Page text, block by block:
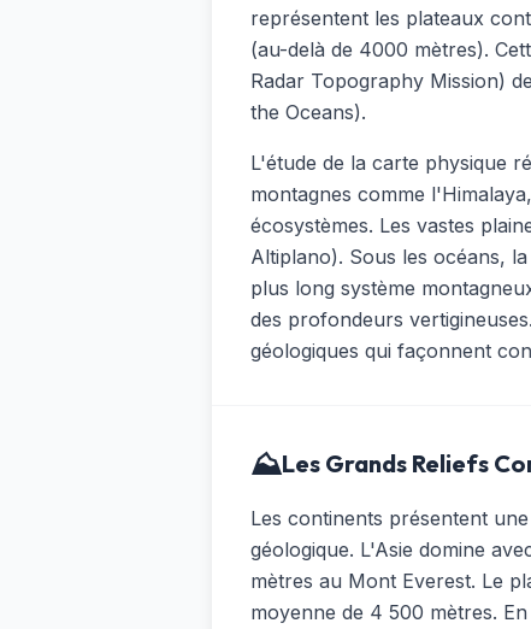
représentent les plateaux
(au-delà de 4000 mètres).
Radar Topography Mission)
the Oceans).
L'étude de la carte physique
montagnes comme
écosystèmes. Les vastes
Altiplano). Sous les océans,
plus long système
des profondeurs
géologiques qui façonnent
⛰️Les Grands Reliefs
Les continents présentent
géologique. L'Asie domine
mètres au Mont Everest. Le
moyenne de 4 500 mètres.